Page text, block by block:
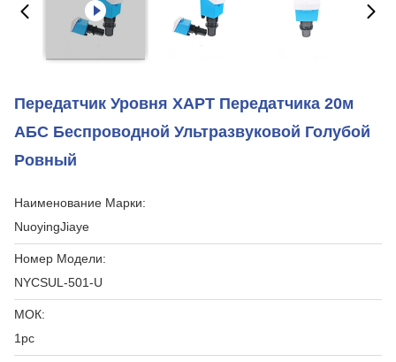
Передатчик Уровня ХАРТ Передатчика 20м
АБС Беспроводной Ультразвуковой Голубой
Ровный
Наименование Марки:
NuoyingJiaye
Номер Модели:
NYCSUL-501-U
МОК:
1pc